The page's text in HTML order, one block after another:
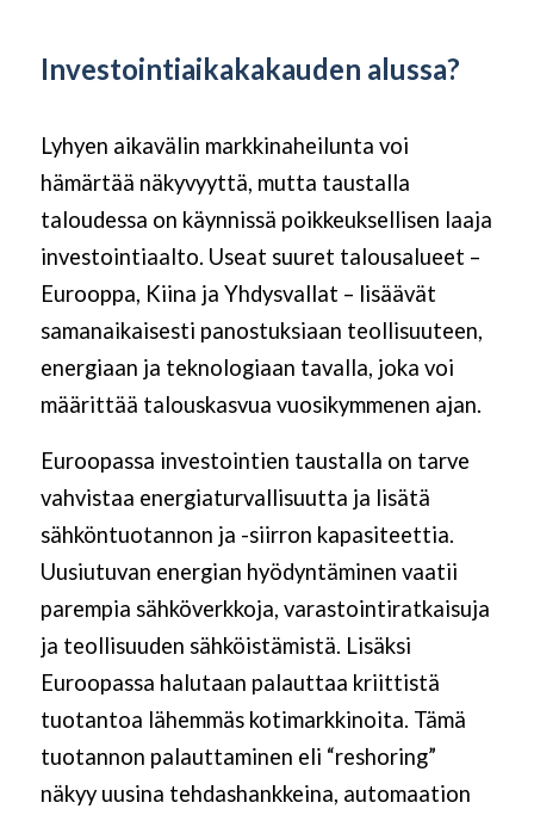
Investointiaikakakauden alussa?
Lyhyen aikavälin markkinaheilunta voi
hämärtää näkyvyyttä, mutta taustalla
taloudessa on käynnissä poikkeuksellisen laaja
investointiaalto. Useat suuret talousalueet –
Eurooppa, Kiina ja Yhdysvallat – lisäävät
samanaikaisesti panostuksiaan teollisuuteen,
energiaan ja teknologiaan tavalla, joka voi
määrittää talouskasvua vuosikymmenen ajan.
Euroopassa investointien taustalla on tarve
vahvistaa energiaturvallisuutta ja lisätä
sähköntuotannon ja -siirron kapasiteettia.
Uusiutuvan energian hyödyntäminen vaatii
parempia sähköverkkoja, varastointiratkaisuja
ja teollisuuden sähköistämistä. Lisäksi
Euroopassa halutaan palauttaa kriittistä
tuotantoa lähemmäs kotimarkkinoita. Tämä
tuotannon palauttaminen eli “reshoring”
näkyy uusina tehdashankkeina, automaation